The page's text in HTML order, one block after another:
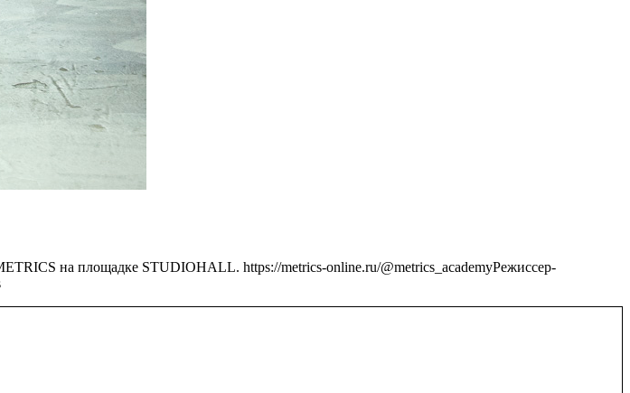
на площадке STUDIOHALL. https://metrics-online.ru/@metrics_academyРежиссер-